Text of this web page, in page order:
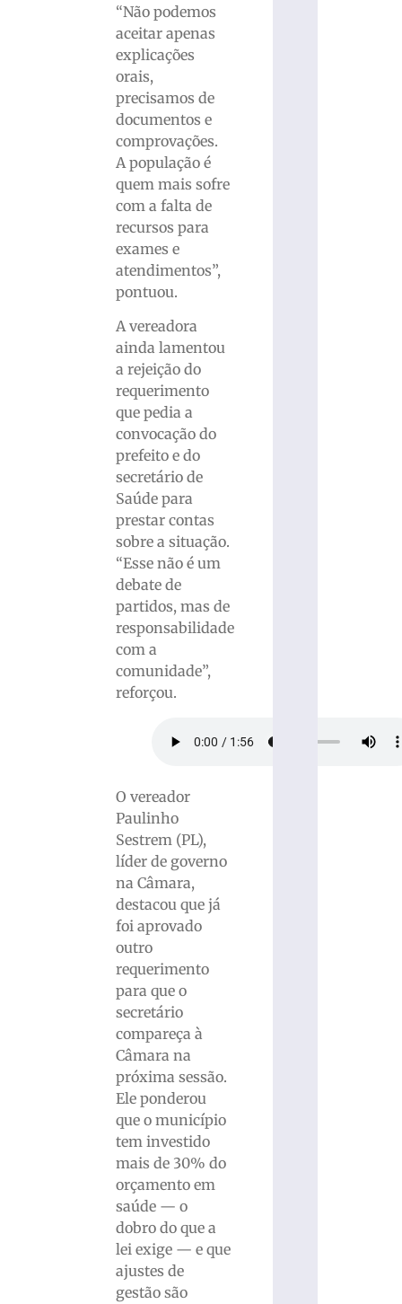
“Não podemos
aceitar apenas
explicações
orais,
precisamos de
documentos e
comprovações.
A população é
quem mais sofre
com a falta de
recursos para
exames e
atendimentos”,
pontuou.
A vereadora
ainda lamentou
a rejeição do
requerimento
que pedia a
convocação do
prefeito e do
secretário de
Saúde para
prestar contas
sobre a situação.
“Esse não é um
debate de
partidos, mas de
responsabilidade
com a
comunidade”,
reforçou.
O vereador
Paulinho
Sestrem (PL),
líder de governo
na Câmara,
destacou que já
foi aprovado
outro
requerimento
para que o
secretário
compareça à
Câmara na
próxima sessão.
Ele ponderou
que o município
tem investido
mais de 30% do
orçamento em
saúde — o
dobro do que a
lei exige — e que
ajustes de
gestão são